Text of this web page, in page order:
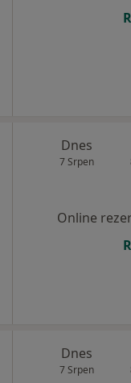
Dnes
7 Srpen
Online
Dnes
7 Srpen